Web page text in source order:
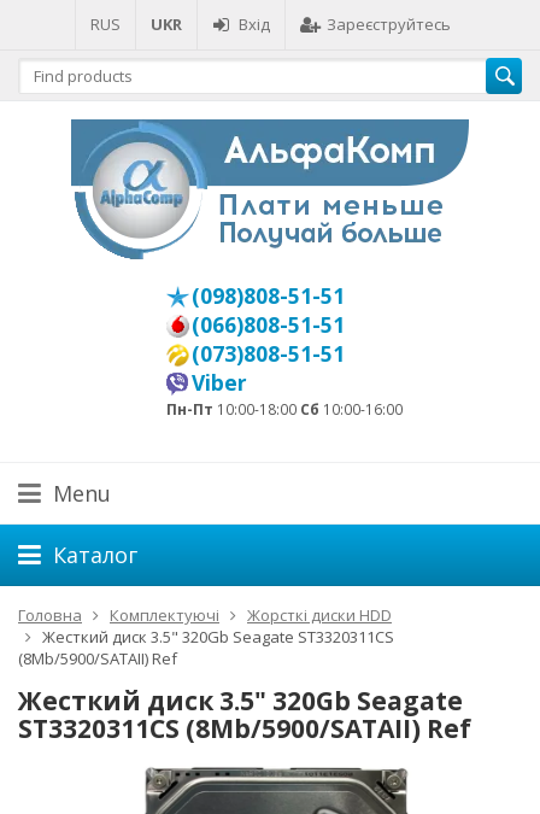
RUS UKR Вхід Зареєструйтесь
(098)808-51-51
(066)808-51-51
(073)808-51-51
Viber
Пн-Пт 10:00-18:00 Сб 10:00-16:00
Menu
Каталог
Головна Комплектуючі
Жорсткі диски HDD
Жесткий диск 3.5" 320Gb Seagate ST3320311CS
(8Mb/5900/SATAII) Ref
Жесткий диск 3.5" 320Gb Seagate
ST3320311CS (8Mb/5900/SATAII) Ref